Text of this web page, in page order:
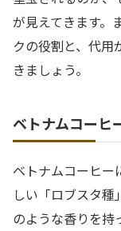
が見えてきます。
クの役割と、代用
きましょう。
ベトナムコーヒ
ベトナムコーヒー
しい「ロブスタ
のような香りを持